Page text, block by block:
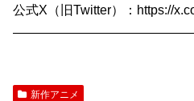
公式X（旧Twitter）：https://
新作アニメ